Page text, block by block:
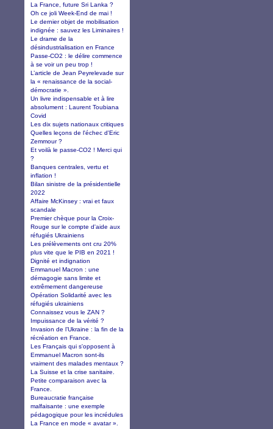
La France, future Sri Lanka ?
Oh ce joli Week-End de mai !
Le dernier objet de mobilisation
indignée : sauvez les Liminaires !
Le drame de la
désindustrialisation en France
Passe-CO2 : le délire commence
à se voir un peu trop !
L’article de Jean Peyrelevade sur
la « renaissance de la social-
démocratie ».
Un livre indispensable et à lire
absolument : Laurent Toubiana
Covid
Les dix sujets nationaux critiques
Quelles leçons de l'échec d'Eric
Zemmour ?
Et voilà le passe-CO2 ! Merci qui
?
Banques centrales, vertu et
inflation !
Bilan sinistre de la présidentielle
2022
Affaire McKinsey : vrai et faux
scandale
Premier chèque pour la Croix-
Rouge sur le compte d'aide aux
réfugiés Ukrainiens
Les prélèvements ont cru 20%
plus vite que le PIB en 2021 !
Dignité et indignation
Emmanuel Macron : une
démagogie sans limite et
extrêmement dangereuse
Opération Solidarité avec les
réfugiés ukrainiens
Connaissez vous le ZAN ?
Impuissance de la vérité ?
Invasion de l’Ukraine : la fin de la
récréation en France.
Les Français qui s'opposent à
Emmanuel Macron sont-ils
vraiment des malades mentaux ?
La Suisse et la crise sanitaire.
Petite comparaison avec la
France.
Bureaucratie française
malfaisante : une exemple
pédagogique pour les incrédules
La France en mode « avatar ».